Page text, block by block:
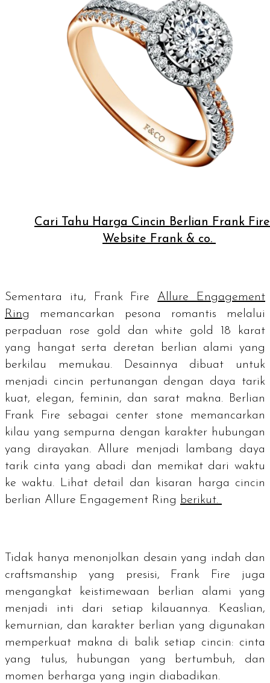
Cari Tahu Harga Cincin Berlian Frank
Website Frank & co.
Sementara itu, Frank Fire Allure Engagement
Ring memancarkan pesona romantis melalui
perpaduan
rose gold danwhite gold
18 karat
yang hangat serta deretan berlian alami yang
berkilau memukau. Desainnya dibuat untuk
menjadi cincin pertunangan dengan daya tarik
kuat, elegan, feminin, dan sarat makna. Berlian
Frank Fire sebagai center stone memancarkan
kilau yang sempurna dengan karakter hubungan
yang dirayakan. Allure menjadi lambang daya
tarik cinta yang abadi dan memikat dari waktu
ke waktu. Lihat detail dan kisaran harga cincin
berlian Allure Engagement Ring berikut.
Tidak hanya menonjolkan desain yang indah dan
craftsmanship yang presisi, Frank Fire juga
mengangkat keistimewaan berlian alami yang
menjadi inti dari setiap kilauannya. Keaslian,
kemurnian, dan karakter berlian yang digunakan
memperkuat makna di balik setiap cincin: cinta
yang tulus, hubungan yang bertumbuh, dan
momen berharga yang ingin diabadikan.